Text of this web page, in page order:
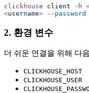
clickhouse client -h
<username> --password
2. 환경 변수
더 쉬운 연결을 위해 다
CLICKHOUSE_HOST
CLICKHOUSE_USER